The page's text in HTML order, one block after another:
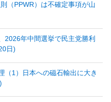
（PPWR）は不確定事項が山
2026年中間選挙で民主党勝利
日)
（1）日本への磁石輸出に大き